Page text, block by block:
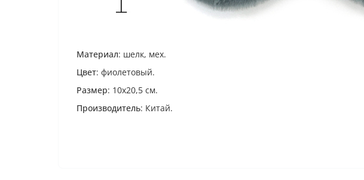
Материал: шелк, мех.
Цвет: фиолетовый.
Размер: 10х20,5 см.
Производитель: Китай.